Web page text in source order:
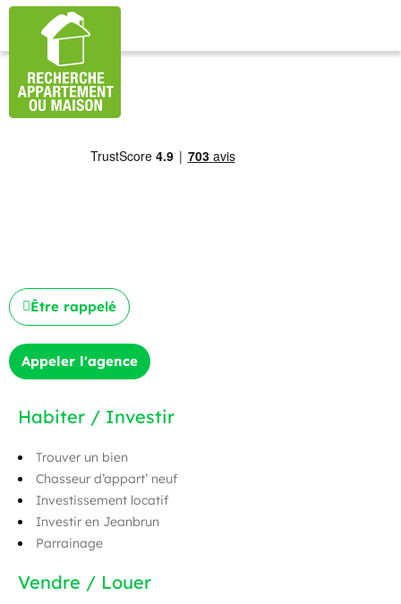
Être rappelé
Appeler l'agence
Habiter / Investir
Trouver un bien
Chasseur d’appart’ neuf
Investissement locatif
Investir en Jeanbrun
Parrainage
Vendre / Louer